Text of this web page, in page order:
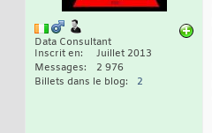
Data Consultant
Inscrit en
Juillet 2013
Messages
2 976
Billets dans le blog
2